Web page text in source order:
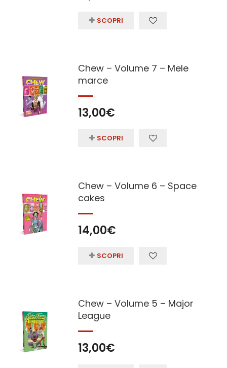
SCOPRI
Chew – Volume 7 – Mele
marce
13,00€
SCOPRI
Chew – Volume 6 – Space
cakes
14,00€
SCOPRI
Chew – Volume 5 – Major
League
13,00€